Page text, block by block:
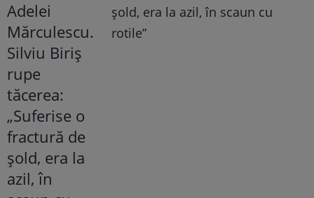
șold, era la azil, în scaun cu
rotile”